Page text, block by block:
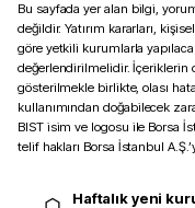
Bu sayfada yer alan bilgi,
değildir. Yatırım kararları,
göre yetkili kurumlarla
değerlendirilmelidir. İçeriklerin
gösterilmekle birlikte, olası
kullanımından doğabilecek
BIST isim ve logosu ile Borsa
telif hakları Borsa İstanbul
Haftalık yeni